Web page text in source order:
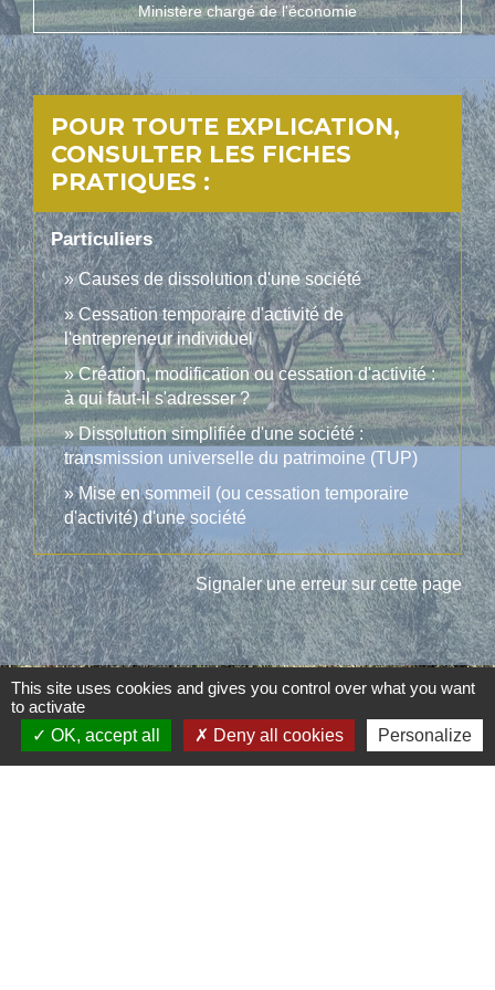
Ministère chargé de l'économie
POUR TOUTE EXPLICATION,
CONSULTER LES FICHES
PRATIQUES :
Particuliers
Causes de dissolution d'une société
Cessation temporaire d'activité de
l'entrepreneur individuel
Création, modification ou cessation d'activité :
à qui faut-il s'adresser ?
Dissolution simplifiée d'une société :
transmission universelle du patrimoine (TUP)
Mise en sommeil (ou cessation temporaire
d'activité) d'une société
Signaler une erreur sur cette page
Contacts
Commune d'Aubord
This site uses cookies and gives you control over what you want
to activate
OK, accept all
Deny all cookies Personalize